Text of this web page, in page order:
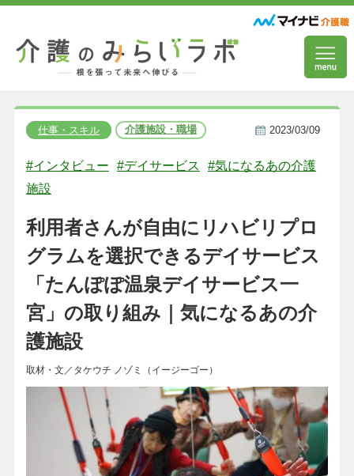
仕事・スキル 介護施設・職場 2023/03/09
#インタビュー #デイサービス
#気になるあの介護
施設
利用者さんが自由にリハビリプロ
グラムを選択できるデイサービス
「たんぽぽ温泉デイサービス一
宮」の取り組み｜気になるあの介
護施設
取材・文／タケウチ ノゾミ（イージーゴー）